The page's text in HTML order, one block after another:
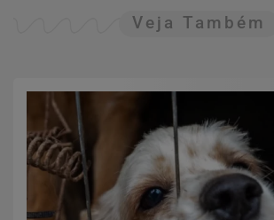
Veja Também